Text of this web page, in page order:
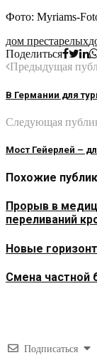
Фото: Myriams-
дом престарелых
Поделиться
Предыдущая
В Германии для
Следующая
Мост Гейерлей –
Похожие
Прорыв в
переливаний
Новые
Смена частной
Подписаться